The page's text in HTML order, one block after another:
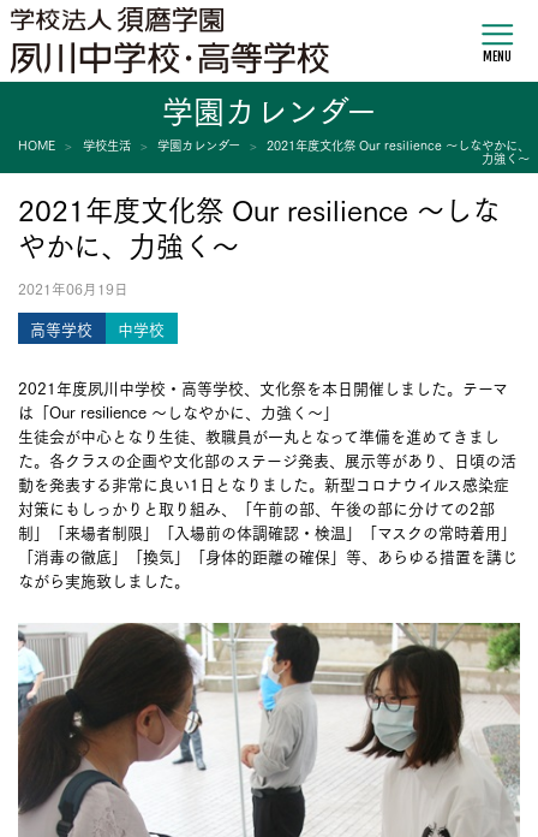
MENU
学園カレンダー
HOME 学校生活 学園カレンダー 2021年度文化祭 Our resilience ～しなやかに、
力強く～
2021年度文化祭 Our resilience ～しな
やかに、力強く～
2021年06月19日
高等学校 中学校
2021年度夙川中学校・高等学校、文化祭を本日開催しました。テーマ
は「Our resilience ～しなやかに、力強く～」
生徒会が中心となり生徒、教職員が一丸となって準備を進めてきまし
た。各クラスの企画や文化部のステージ発表、展示等があり、日頃の活
動を発表する非常に良い1日となりました。新型コロナウイルス感染症
対策にもしっかりと取り組み、「午前の部、午後の部に分けての2部
制」「来場者制限」「入場前の体調確認・検温」「マスクの常時着用」
「消毒の徹底」「換気」「身体的距離の確保」等、あらゆる措置を講じ
ながら実施致しました。